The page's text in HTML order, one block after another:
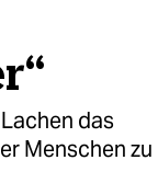
das
Menschen zu